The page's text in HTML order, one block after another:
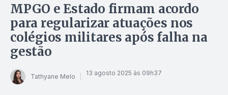
MPGO e Estado firmam acordo
para regularizar atuações nos
colégios militares após falha na
gestão
Tathyane Melo 13 agosto 2025 às 09h37